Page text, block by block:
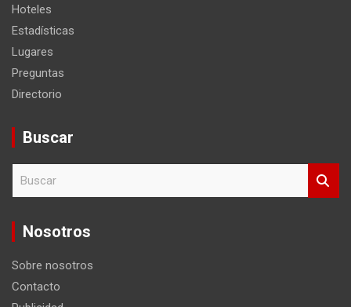
Preguntas
Directorio
Buscar
u
Nosotros
Contacto
Aviso Legal
Política de Privacidad